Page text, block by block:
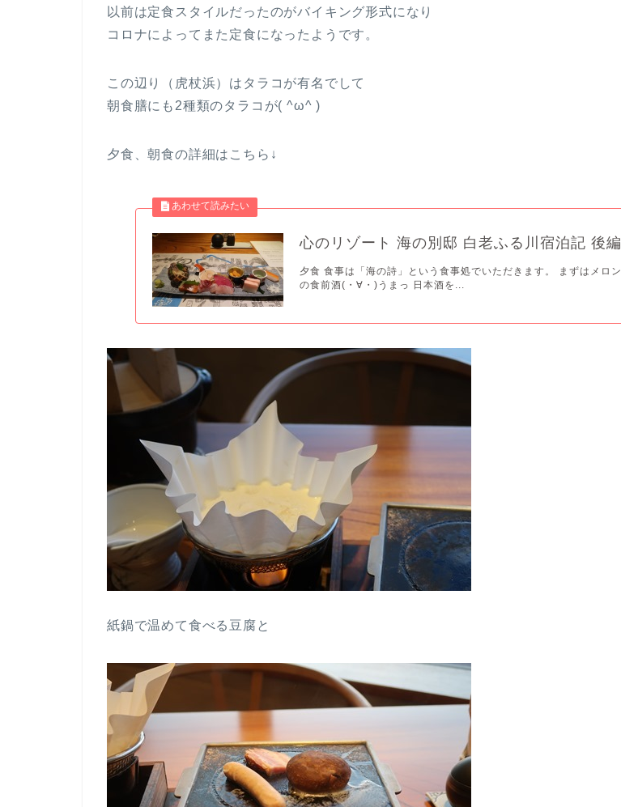
以前は定食スタイルだったのがバイキング形式になり
コロナによってまた定食になったようです。
この辺り（虎杖浜）はタラコが有名でして
朝食膳にも2種類のタラコが( ^ω^ )
夕食、朝食の詳細はこちら↓
心のリゾート 海の別邸 白老ふる川宿泊記 後編
夕食 食事は「海の詩」という食事処でいただきます。 まずはメロン
の食前酒(・∀・)うまっ 日本酒を...
紙鍋で温めて食べる豆腐と